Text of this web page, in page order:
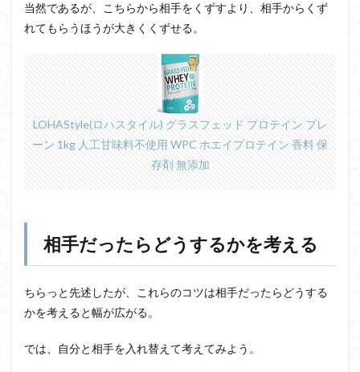
当然であるが、こちらから相手をくずすより、相手からくず
れてもらうほうが大きくくずせる。
LOHAStyle(ロハスタイル) グラスフェッド プロテイン プレ
ーン 1kg 人工甘味料不使用 WPC ホエイプロテイン 香料 保
存剤 無添加
相手だったらどうするかを考える
ちらっと先述したが、これらのコツは相手だったらどうする
かを考えると幅が広がる。
では、自分と相手を入れ替えて考えてみよう。